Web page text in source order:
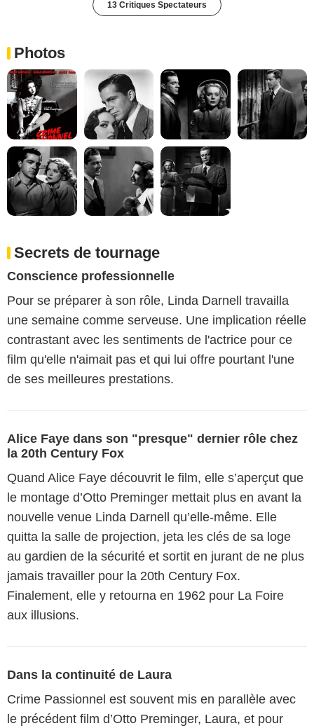
13 Critiques Spectateurs
Photos
Secrets de tournage
Conscience professionnelle
Pour se préparer à son rôle, Linda Darnell travailla
une semaine comme serveuse. Une implication réelle
contrastant avec les sentiments de l'actrice pour ce
film qu'elle n'aimait pas et qui lui offre pourtant l'une
de ses meilleures prestations.
Alice Faye dans son "presque" dernier rôle chez
la 20th Century Fox
Quand Alice Faye découvrit le film, elle s’aperçut que
le montage d’Otto Preminger mettait plus en avant la
nouvelle venue Linda Darnell qu’elle-même. Elle
quitta la salle de projection, jeta les clés de sa loge
au gardien de la sécurité et sortit en jurant de ne plus
jamais travailler pour la 20th Century Fox.
Finalement, elle y retourna en 1962 pour La Foire
aux illusions.
Dans la continuité de Laura
Crime Passionnel est souvent mis en parallèle avec
le précédent film d’Otto Preminger, Laura, et pour